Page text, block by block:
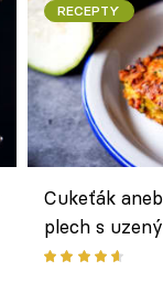
RECEPTY
Cukeťák
plech s
způsob, jak